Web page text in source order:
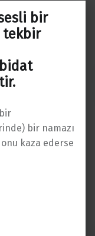
bir
tekbir
bir namazı
kaza ederse